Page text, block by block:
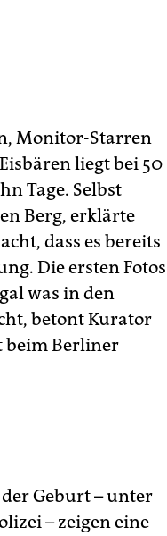
Monitor-Starren
liegt bei 50
Tage. Selbst
Berg, erklärte
dass es bereits
Die ersten Fotos
was in den
betont Kurator
beim Berliner
Geburt – unter
– zeigen eine